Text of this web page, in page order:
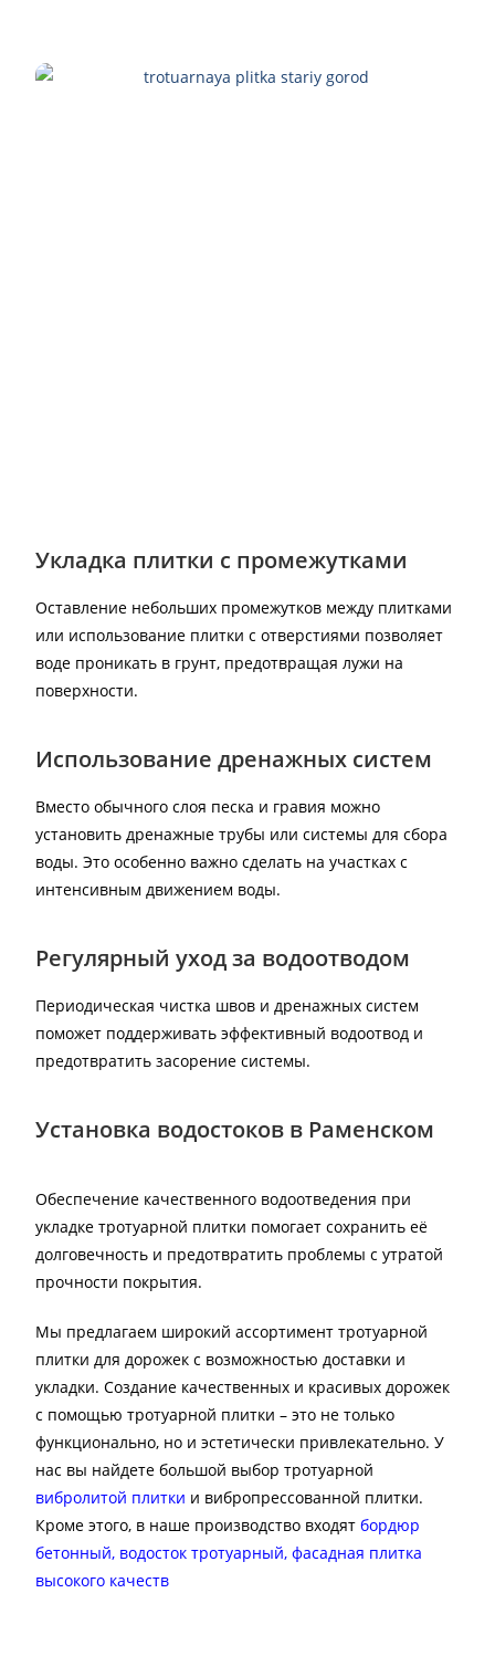
Укладка плитки с промежутками
Оставление небольших промежутков между плитками
или использование плитки с отверстиями позволяет
воде проникать в грунт, предотвращая лужи на
поверхности.
Использование дренажных систем
Вместо обычного слоя песка и гравия можно
установить дренажные трубы или системы для сбора
воды. Это особенно важно сделать на участках с
интенсивным движением воды.
Регулярный уход за водоотводом
Периодическая чистка швов и дренажных систем
поможет поддерживать эффективный водоотвод и
предотвратить засорение системы.
Установка водостоков в Раменском
Обеспечение качественного водоотведения при
укладке тротуарной плитки помогает сохранить её
долговечность и предотвратить проблемы с утратой
прочности покрытия.
Мы предлагаем широкий ассортимент тротуарной
плитки для дорожек с возможностью доставки и
укладки. Создание качественных и красивых дорожек
с помощью тротуарной плитки – это не только
функционально, но и эстетически привлекательно. У
нас вы найдете большой выбор тротуарной
вибролитой плитки и вибропрессованной плитки.
Кроме этого, в наше производство входятбордюр
бетонный, водосток тротуарный, фасадная плитка
высокого качеств